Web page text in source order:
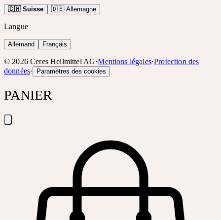
🇨🇭 Suisse 🇩🇪 Allemagne
Langue
Allemand Français
© 2026 Ceres Heilmittel AG·Mentions légales·Protection des
données· Paramètres des cookies
PANIER